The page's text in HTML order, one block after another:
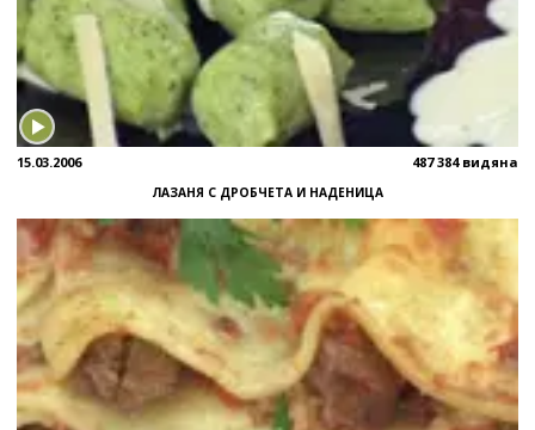
15.03.2006 487 384 видяна
ЛАЗАНЯ С ДРОБЧЕТА И НАДЕНИЦА